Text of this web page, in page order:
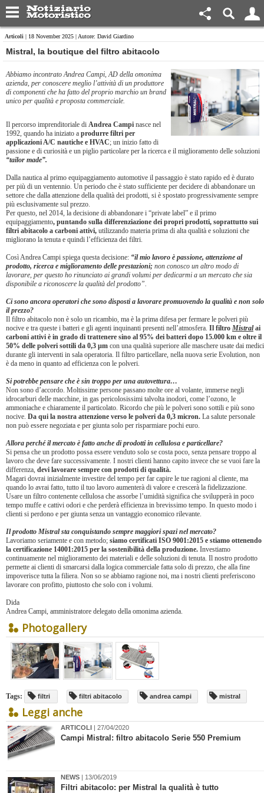
Articoli | 18 November 2025 | Autore: David Giardino
​Mistral, la boutique del filtro abitacolo
Abbiamo incontrato Andrea Campi, AD della omonima
azienda, per conoscere meglio l’attività di un produttore
di componenti che ha fatto del proprio marchio un brand
unico per qualità e proposta commerciale.
Il percorso imprenditoriale di Andrea Campi nasce nel
1992, quando ha iniziato a produrre filtri per
applicazioni A/C nautiche e HVAC; un inizio fatto di
passione e di curiosità e un piglio particolare per la ricerca e il miglioramento delle soluzioni
“tailor made”.
Dalla nautica al primo equipaggiamento automotive il passaggio è stato rapido ed è durato
per più di un ventennio. Un periodo che è stato sufficiente per decidere di abbandonare un
settore che dalla attenzione della qualità dei prodotti, si è spostato progressivamente sempre
più esclusivamente sul prezzo.
Per questo, nel 2014, la decisione di abbandonare i “private label” e il primo
equipaggiamento, puntando sulla differenziazione dei propri prodotti, soprattutto sui
filtri abitacolo a carboni attivi, utilizzando materia prima di alta qualità e soluzioni che
migliorano la tenuta e quindi l’efficienza dei filtri.
Così Andrea Campi spiega questa decisione: “il mio lavoro è passione, attenzione al
prodotto, ricerca e miglioramento delle prestazioni; non conosco un altro modo di
lavorare, per questo ho rinunciato ai grandi volumi per dedicarmi a un mercato che sia
disponibile a riconoscere la qualità del prodotto”.
Ci sono ancora operatori che sono disposti a lavorare promuovendo la qualità e non solo
il prezzo?
Il filtro abitacolo non è solo un ricambio, ma è la prima difesa per fermare le polveri più
nocive e tra queste i batteri e gli agenti inquinanti presenti nell’atmosfera. Il filtro Mistralai
carboni attivi è in grado di trattenere sino al 95% dei batteri dopo 15.000 km e oltre il
50% delle polveri sottili da 0,3 µm con una qualità superiore alle maschere usate dai medici
durante gli interventi in sala operatoria. Il filtro particellare, nella nuova serie Evolution, non
è da meno in quanto ad efficienza con le polveri.
Si potrebbe pensare che è sin troppo per una autovettura…
Non sono d’accordo. Moltissime persone passano molte ore al volante, immerse negli
idrocarburi delle macchine, in gas pericolosissimi talvolta inodori, come l’ozono, le
ammoniache e chiaramente il particolato. Ricordo che più le polveri sono sottili e più sono
nocive. Da qui la nostra attenzione verso le polveri da 0,3 micron. La salute personale
non può essere negoziata e per giunta solo per risparmiare pochi euro.
Allora perché il mercato è fatto anche di prodotti in cellulosa e particellare?
Si pensa che un prodotto possa essere venduto solo se costa poco, senza pensare troppo al
lavoro che deve fare successivamente. I nostri clienti hanno capito invece che se vuoi fare la
differenza, devi lavorare sempre con prodotti di qualità.
Magari dovrai inizialmente investire del tempo per far capire le tue ragioni al cliente, ma
quando lo avrai fatto, tutto il tuo lavoro aumenterà di valore e crescerà la fidelizzazione.
Usare un filtro contenente cellulosa che assorbe l’umidità significa che svilupperà in poco
tempo muffe e cattivi odori e che perderà efficienza in brevissimo tempo. In questo modo i
clienti si perdono e per giunta senza un vantaggio economico rilevante.
Il prodotto Mistral sta conquistando sempre maggiori spazi nel mercato?
Lavoriamo seriamente e con metodo; siamo certificati ISO 9001:2015 e stiamo ottenendo
la certificazione 14001:2015 per la sostenibilità della produzione. Investiamo
continuamente nel miglioramento dei materiali e delle soluzioni di tenuta. Il nostro prodotto
permette ai clienti di smarcarsi dalla logica commerciale fatta solo di prezzo, che alla fine
impoverisce tutta la filiera. Non so se abbiamo ragione noi, ma i nostri clienti preferiscono
lavorare con profitto, piuttosto che solo con i volumi.
Dida
Andrea Campi, amministratore delegato della omonima azienda.
Photogallery
Tags: filtri filtri abitacolo andrea campi mistral
Leggi anche
ARTICOLI | 27/04/2020
Campi Mistral: filtro abitacolo Serie 550 Premium
NEWS | 13/06/2019
Filtri abitacolo: per Mistral la qualità è tutto